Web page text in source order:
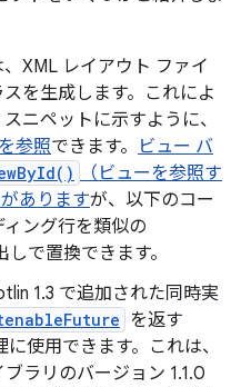
、XML レイアウト ファイ
を生成します。これによ
ニペットに示すように、
参照できます。
ビュー バ
（ビューを参照す
ありますが、以下のコー
ング行を類似の
しで置換できます。
1.3 で追加された同時実
を返す
使用できます。これは、
ブラリのバージョン 1.1.0